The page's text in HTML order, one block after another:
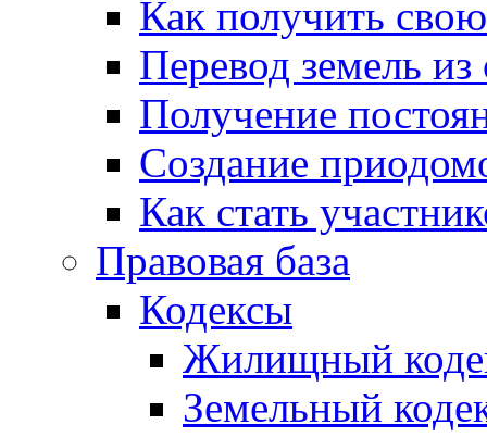
Как получить
Перевод земель
Получение
Создание
Как стать
Правовая база
Кодексы
Жилищный
Земельный